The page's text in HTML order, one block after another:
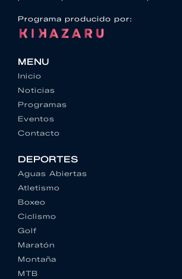
Programa producido por:
MENU
Inicio
Noticias
Programas
Eventos
Contacto
DEPORTES
Aguas Abiertas
Atletismo
Boxeo
Ciclismo
Golf
Maratón
Montaña
MTB